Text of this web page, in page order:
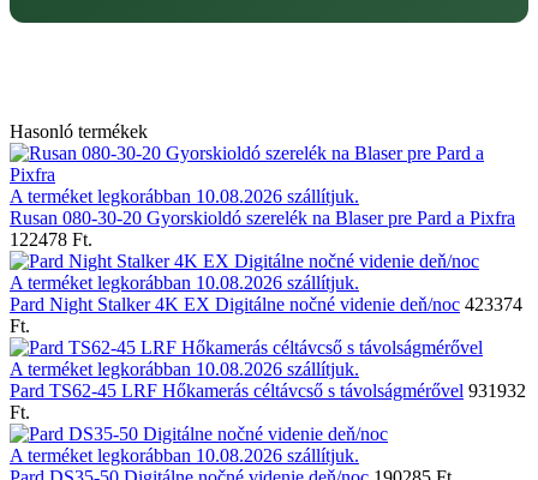
Hasonló termékek
A terméket legkorábban 10.08.2026 szállítjuk.
Rusan 080-30-20 Gyorskioldó szerelék na Blaser pre Pard a Pixfra
122478 Ft.
A terméket legkorábban 10.08.2026 szállítjuk.
Pard Night Stalker 4K EX Digitálne nočné videnie deň/noc 423374
Ft.
A terméket legkorábban 10.08.2026 szállítjuk.
Pard TS62-45 LRF Hőkamerás céltávcső s távolságmérővel 931932
Ft.
A terméket legkorábban 10.08.2026 szállítjuk.